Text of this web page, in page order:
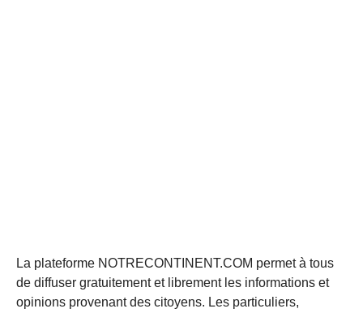
La plateforme NOTRECONTINENT.COM permet à tous
de diffuser gratuitement et librement les informations et
opinions provenant des citoyens. Les particuliers,